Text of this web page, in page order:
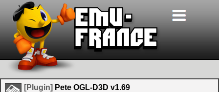
[Plugin] Pete OGL-D3D v1.69